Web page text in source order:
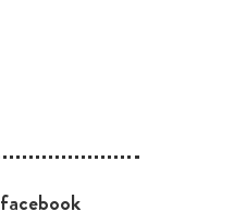
facebook